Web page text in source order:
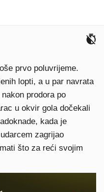
prvo poluvrijeme.
lopti, a u par navrata
prodora po
u okvir gola dočekali
kada je
zagrijao
što za reći svojim